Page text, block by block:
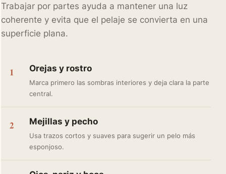
Trabajar por partes ayuda a mantener una luz
coherente y evita que el pelaje se convierta en una
superficie plana.
1 Orejas y rostro
Marca primero las sombras interiores y deja clara la parte
central.
2 Mejillas y pecho
Usa trazos cortos y suaves para sugerir un pelo más
esponjoso.